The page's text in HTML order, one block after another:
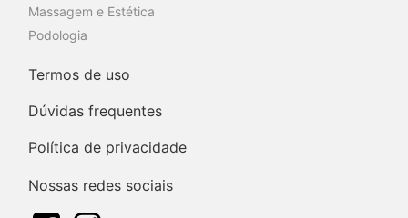
Massagem e Estética
Podologia
Termos de uso
Dúvidas frequentes
Política de privacidade
Nossas redes sociais